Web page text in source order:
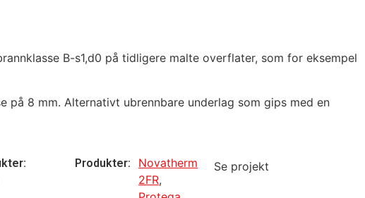
B-s1,d0 på tidligere malte overflater, som for eksempel
på 8 mm. Alternativt ubrennbare underlag som gips med en
Produkter:
Novatherm
2FR,
Se projekt